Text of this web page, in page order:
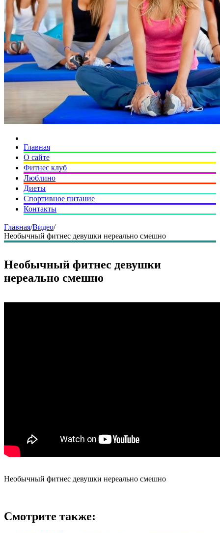
Главная
О сайте
Фитнес клуб
Люблино
Диеты
Спортивное питание
Контакты
Главная/Видео/
Необычный фитнес девушки нереально смешно
Необычный фитнес девушки
нереально смешно
Необычный фитнес девушки нереально смешно
Смотрите также: